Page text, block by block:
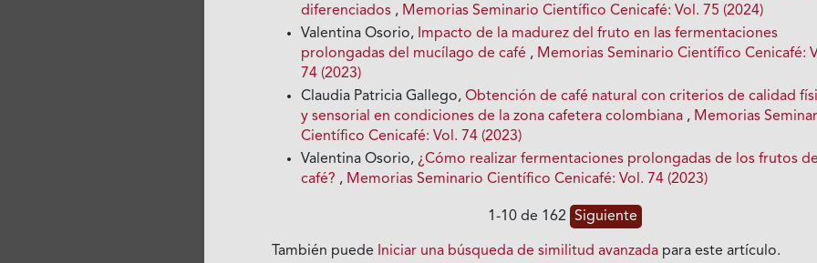
diferenciados , Memorias Seminario Científico Cenicafé: Vol. 75 (2024)
Valentina Osorio, Impacto de la madurez del fruto en las fermentaciones
prolongadas del mucílago de café , Memorias Seminario Científico Cenicafé:
74 (2023)
Claudia Patricia Gallego,Obtención de café natural con criterios de calidad
y sensorial en condiciones de la zona cafetera colombiana , Memorias
Científico Cenicafé: Vol. 74 (2023)
Valentina Osorio,¿Cómo realizar fermentaciones prolongadas de los frutos
café? , Memorias Seminario Científico Cenicafé: Vol. 74 (2023)
1-10 de 162 Siguiente
También puede Iniciar una búsqueda de similitud avanzada para este artículo.